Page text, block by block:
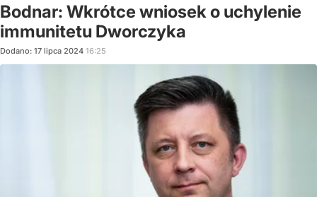
Bodnar: Wkrótce wniosek o uchylenie
immunitetu Dworczyka
Dodano: 17 lipca 2024 16:25